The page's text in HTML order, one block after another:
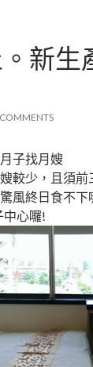
新生
子找月嫂
較少，且須前
風終日食不下
中心囉!